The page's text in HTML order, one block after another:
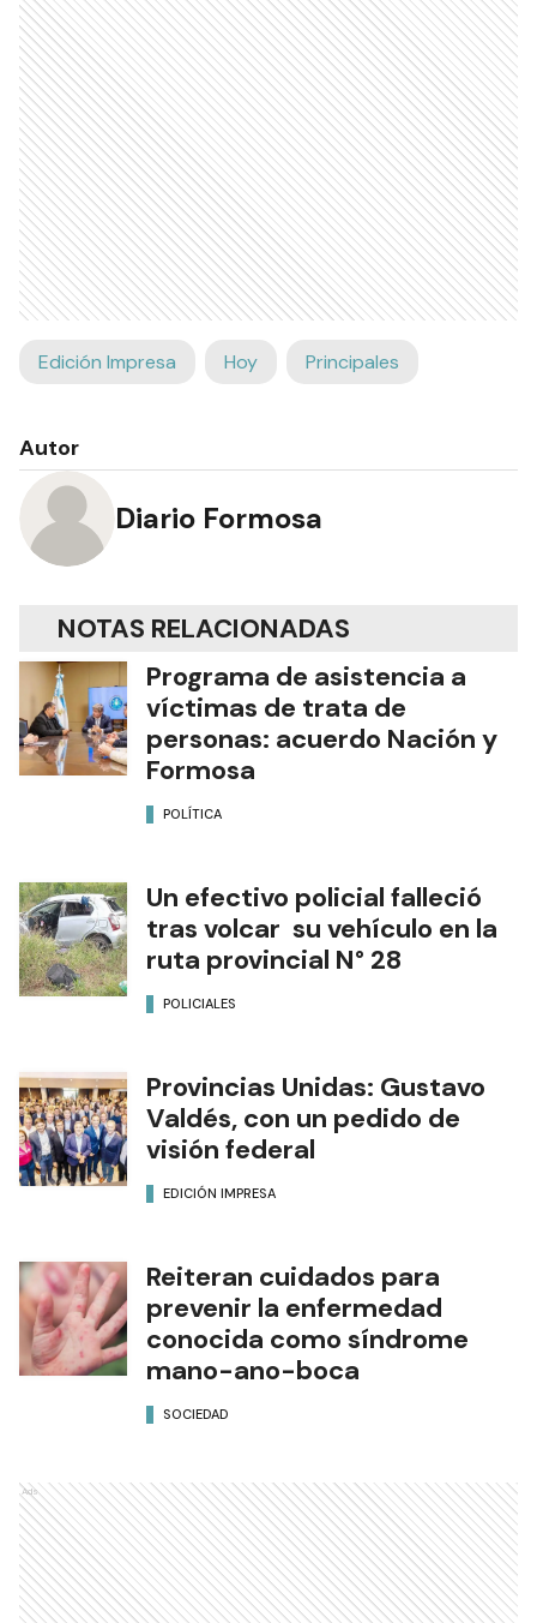
Edición Impresa Hoy Principales
Autor
Diario Formosa
NOTAS RELACIONADAS
Programa de asistencia a
víctimas de trata de
personas: acuerdo Nación y
Formosa
POLÍTICA
Un efectivo policial falleció
tras volcar su vehículo en la
ruta provincial N° 28
POLICIALES
Provincias Unidas: Gustavo
Valdés, con un pedido de
visión federal
EDICIÓN IMPRESA
Reiteran cuidados para
prevenir la enfermedad
conocida como síndrome
mano-ano-boca
SOCIEDAD
Ads